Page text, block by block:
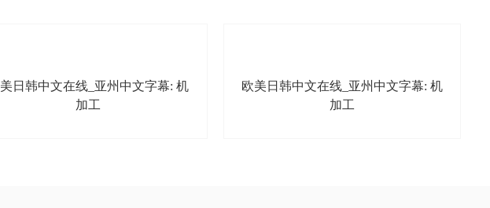
日韩中文在线_亚州中文字幕: 机
加工
欧美日韩中文在线_亚州中文字幕: 机
加工